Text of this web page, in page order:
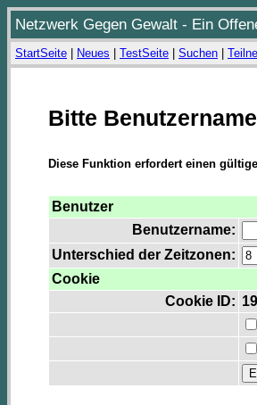
Netzwerk Gegen Gewalt - Ein
StartSeite Neues TestSeite Suchen
Bitte
Diese Funktion erfordert einen
Benutzer
Benutzername:
Unterschied der Zeitzonen:
Cookie
Cookie ID: